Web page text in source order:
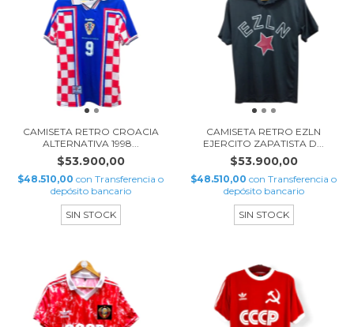
CAMISETA RETRO CROACIA
ALTERNATIVA 1998...
$53.900,00
$48.510,00 con Transferencia o
depósito bancario
SIN STOCK
CAMISETA RETRO EZLN
EJERCITO ZAPATISTA D...
$53.900,00
$48.510,00 con Transferencia o
depósito bancario
SIN STOCK